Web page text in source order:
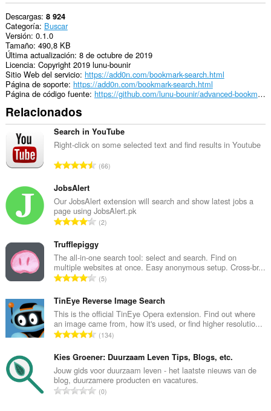
Descargas 8 924
Categoría Buscar
Versión 0.1.0
Tamaño 490,8 KB
Última actualización 8 de octubre de 2019
Licencia Copyright 2019 lunu-bounir
Sitio Web del servicio https://add0n.com/bookmark-search.html
Página de soporte https://add0n.com/bookmark-search.html
Página de código fuente
https://github.com/lunu-bounir/advanced-bookmark-search
Relacionados
Search in YouTube
Right-click on some selected text and find results in Youtube
N
e
r
o
o
t
a
d
e
p
u
t
u
a
c
66
JobsAlert
Our JobsAlert extension will search and show latest jobs a
page using JobsAlert.pk
N
m
e
r
o
o
t
a
d
e
p
u
2
Trufflepiggy
The all-in-one search tool: select and search. Find on
multiple websites at once. Easy anonymous setup. Cross-br...
N
m
e
r
o
o
t
a
5
TinEye Reverse Image Search
This is the official TinEye Opera extension. Find out where
an image came from, how it's used, or find higher resolutio...
N
m
e
r
o
134
Kies Groener: Duurzaam Leven Tips, Blogs, etc.
Jouw gids voor duurzaam leven - het laatste nieuws van de
blog, duurzamere producten en vacatures.
N0